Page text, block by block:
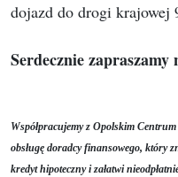
dojazd do drogi krajowej
Serdecznie zapraszamy
Współpracujemy z Opolskim
obsługę doradcy finansowego, który
kredyt hipoteczny i załatwi